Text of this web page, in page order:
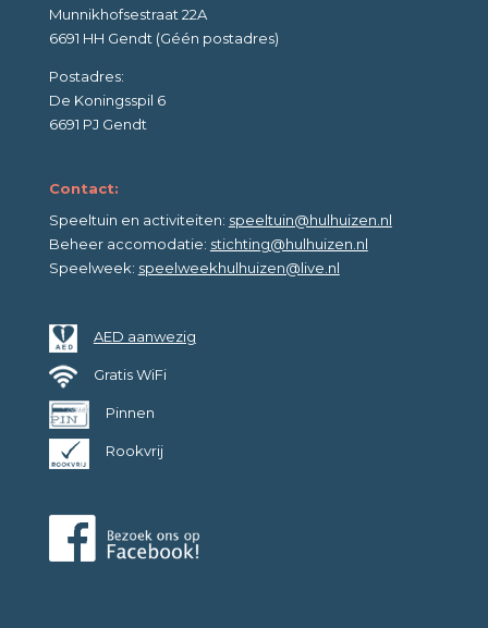
Munnikhofsestraat 22A
6691 HH Gendt (Géén postadres)
Postadres:
De Koningsspil 6
6691 PJ Gendt
Contact:
Speeltuin en activiteiten: speeltuin@hulhuizen.nl
Beheer accomodatie: stichting@hulhuizen.nl
Speelweek: speelweekhulhuizen@live.nl
AED aanwezig
Gratis WiFi
Pinnen
Rookvrij